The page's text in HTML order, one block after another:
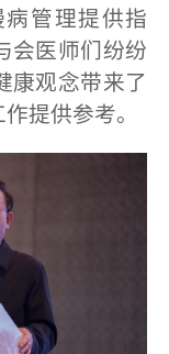
管理提供指
会医师们纷纷
康观念带来了
提供参考。